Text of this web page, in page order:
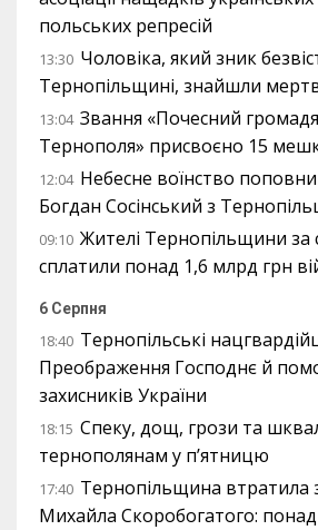
польських репресій
13:30 Чоловіка, який зник
Тернопільщині, знайшли
13:04 Звання «Почесний
Тернополя» присвоєно 15
12:04 Небесне воїнство
Богдан Сосінський з
09:10 Жителі Тернопільщини за
сплатили понад 1,6 млрд грн
6 Серпня
18:40 Тернопільські
Преображення Господнє й
захисників України
18:15 Спеку, дощ, грози та
тернополянам у п’ятницю
17:40 Тернопільщина втратила
Михайла Скоробогатого: